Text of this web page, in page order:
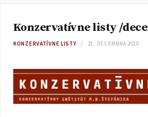
Konzervatívne listy /
KONZERVATÍVNE LISTY 21. DECEMBRA 2010